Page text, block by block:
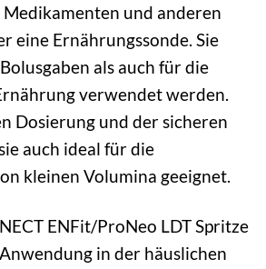
Medikamenten und anderen
eine Ernährungssonde. Sie
als auch für die
verwendet werden.
Dosierung und der sicheren
auch ideal für die
kleinen Volumina geeignet.
ENFit/ProNeo LDT Spritze
in der häuslichen